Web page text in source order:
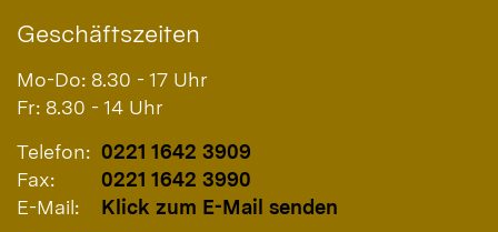
Geschäftszeiten
Mo-Do: 8.30 - 17 Uhr
Fr: 8.30 - 14 Uhr
Telefon: 0221 1642 3909
Fax:
0221 1642 3990
E-Mail:
Klick zum E-Mail senden